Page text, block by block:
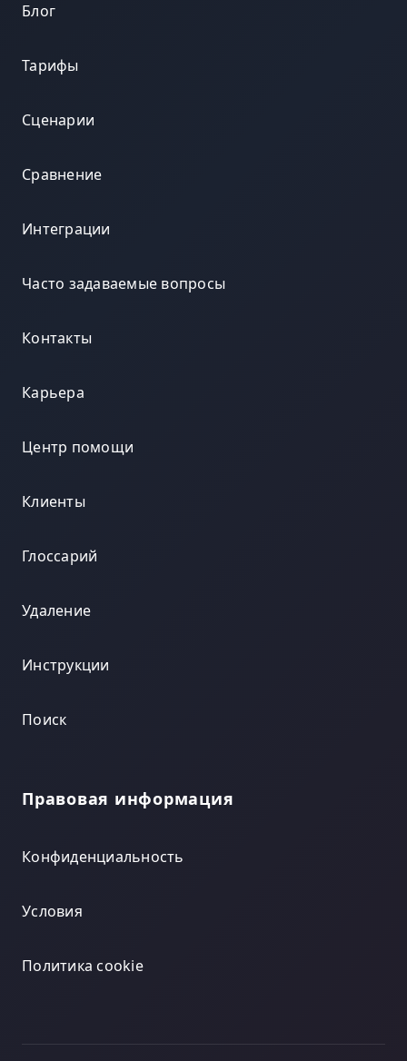
Блог
Тарифы
Сценарии
Сравнение
Интеграции
Часто задаваемые вопросы
Контакты
Карьера
Центр помощи
Клиенты
Глоссарий
Удаление
Инструкции
Поиск
Правовая информация
Конфиденциальность
Условия
Политика cookie